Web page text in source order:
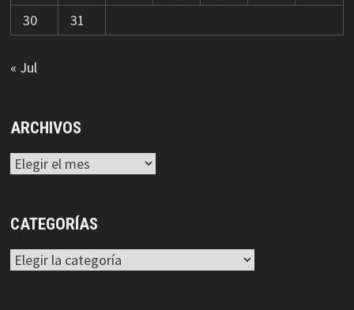
30
31
« Jul
ARCHIVOS
Archivos
CATEGORÍAS
Categorías